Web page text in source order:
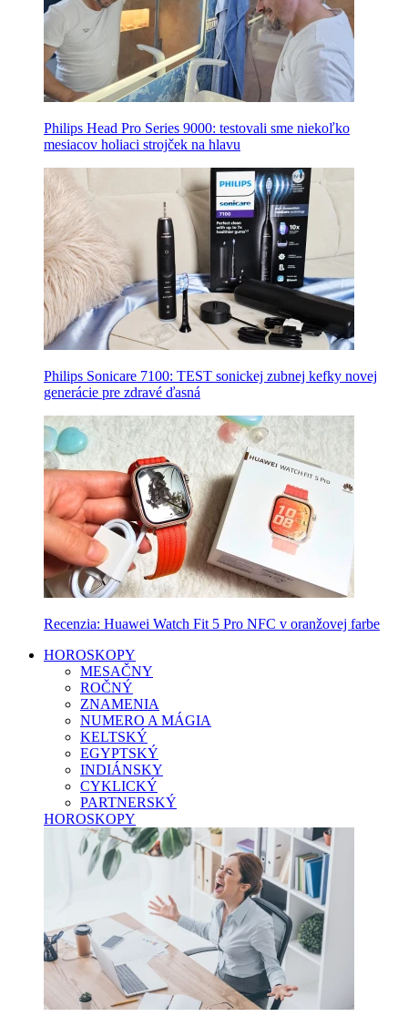
Philips Head Pro Series 9000: testovali sme niekoľko
mesiacov holiaci strojček na hlavu
Philips Sonicare 7100: TEST sonickej zubnej kefky novej
generácie pre zdravé ďasná
Recenzia: Huawei Watch Fit 5 Pro NFC v oranžovej farbe
HOROSKOPY
MESAČNY
ROČNÝ
ZNAMENIA
NUMERO A MÁGIA
KELTSKÝ
EGYPTSKÝ
INDIÁNSKY
CYKLICKÝ
PARTNERSKÝ
HOROSKOPY